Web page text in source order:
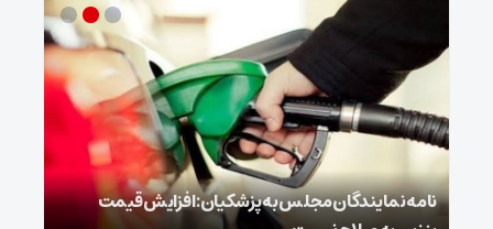
نامه نمایندگان مجلس به پزشکیان: افزایش قیمت